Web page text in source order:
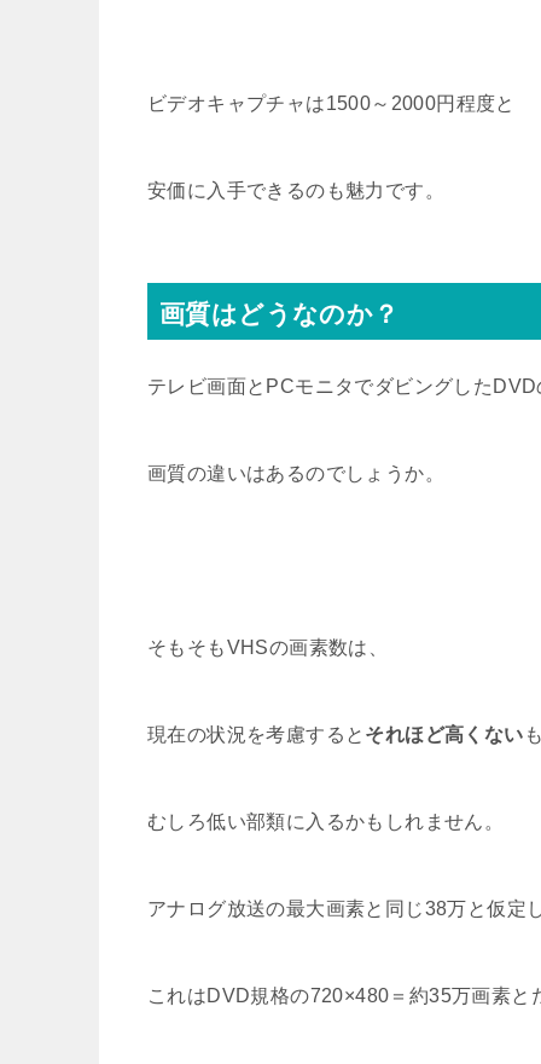
ビデオキャプチャは1500～2000円程度と
安価に入手できるのも魅力です。
画質はどうなのか？
テレビ画面とPCモニタでダビングしたDVD
画質の違いはあるのでしょうか。
そもそもVHSの画素数は、
現在の状況を考慮すると それほど高くない
むしろ低い部類に入るかもしれません。
アナログ放送の最大画素と同じ38万と仮定
これはDVD規格の720×480＝約35万画素と